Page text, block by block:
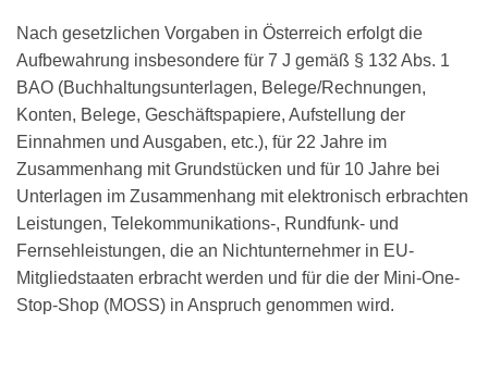
Nach gesetzlichen Vorgaben in Österreich erfolgt die
Aufbewahrung insbesondere für 7 J gemäß § 132 Abs. 1
BAO (Buchhaltungsunterlagen, Belege/Rechnungen,
Konten, Belege, Geschäftspapiere, Aufstellung der
Einnahmen und Ausgaben, etc.), für 22 Jahre im
Zusammenhang mit Grundstücken und für 10 Jahre bei
Unterlagen im Zusammenhang mit elektronisch erbrachten
Leistungen, Telekommunikations-, Rundfunk- und
Fernsehleistungen, die an Nichtunternehmer in EU-
Mitgliedstaaten erbracht werden und für die der Mini-One-
Stop-Shop (MOSS) in Anspruch genommen wird.